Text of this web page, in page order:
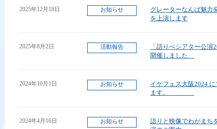
2025年12月18日 お知らせ
グレーターなんば魅力
を上演します
2025年8月2日 活動報告
「語りべシアター公
開催しました
2024年10月1日 お知らせ
イケフェス大阪2024
ます。
2024年4月16日 お知らせ
語りと映像でわがまち